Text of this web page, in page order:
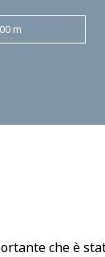
m
che è